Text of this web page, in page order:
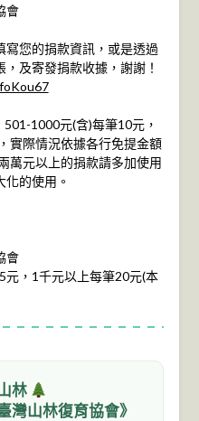
會
您的捐款資訊，或是透過
及寄發捐款收據，謝謝！
1000元(含)每筆10元，
實際情況依據各行免提金額
萬元以上的捐款請多加使用
的使用。
會
元，1千元以上每筆20元(本
林
灣山林復育協會》